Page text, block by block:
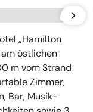
„Hamilton
am östlichen
m vom Strand
Zimmer,
Bar, Musik-